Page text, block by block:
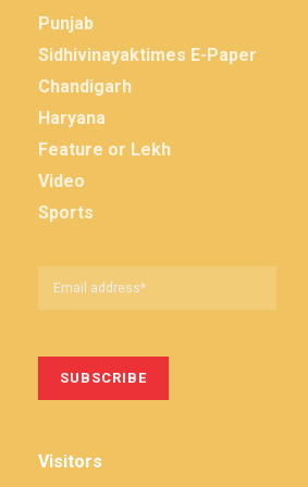
Punjab
Sidhivinayaktimes E-Paper
Chandigarh
Haryana
Feature or Lekh
Video
Sports
Visitors